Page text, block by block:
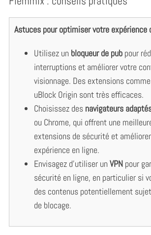
Astuces pour optimiser votre expérience
Utilisez un bloqueur de pubpour
interruptions et améliorer votre
visionnage. Des extensions
uBlock Origin sont très efficaces.
Choisissez des navigateurs
ou Chrome, qui offrent une
extensions de sécurité et
expérience en ligne.
Envisagez d’utiliser un VPNpour
sécurité en ligne, en particulier si
des contenus potentiellement
de blocage.
o
r
: